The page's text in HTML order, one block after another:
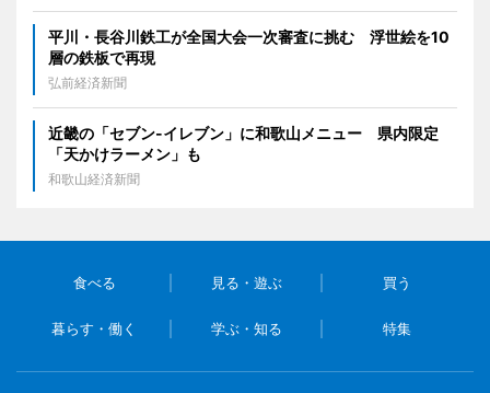
平川・長谷川鉄工が全国大会一次審査に挑む 浮世絵を10
層の鉄板で再現
弘前経済新聞
近畿の「セブン-イレブン」に和歌山メニュー 県内限定
「天かけラーメン」も
和歌山経済新聞
食べる 見る・遊ぶ 買う
暮らす・働く 学ぶ・知る 特集